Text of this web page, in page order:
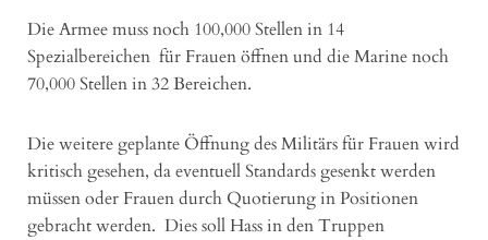
Die Armee muss noch 100,000 Stellen in 14
Spezialbereichen für Frauen öffnen und die Marine noch
70,000 Stellen in 32 Bereichen.
Die weitere geplante Öffnung des Militärs für Frauen wird
kritisch gesehen, da eventuell Standards gesenkt werden
müssen oder Frauen durch Quotierung in Positionen
gebracht werden. Dies soll Hass in den Truppen